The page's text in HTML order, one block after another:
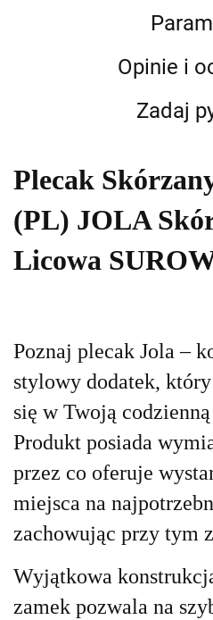
Opinie i
Zadaj
Plecak
(PL) JOLA
Licowa
Poznaj plecak Jola –
stylowy dodatek,
się w Twoją
Produkt posiada
przez co oferuje
miejsca na
zachowując przy tym
Wyjątkowa
zamek pozwala na